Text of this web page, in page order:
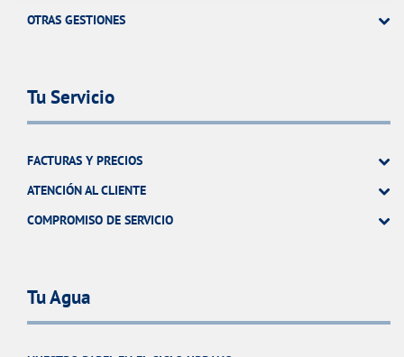
OTRAS GESTIONES
Tu Servicio
FACTURAS Y PRECIOS
ATENCIÓN AL CLIENTE
COMPROMISO DE SERVICIO
Tu Agua